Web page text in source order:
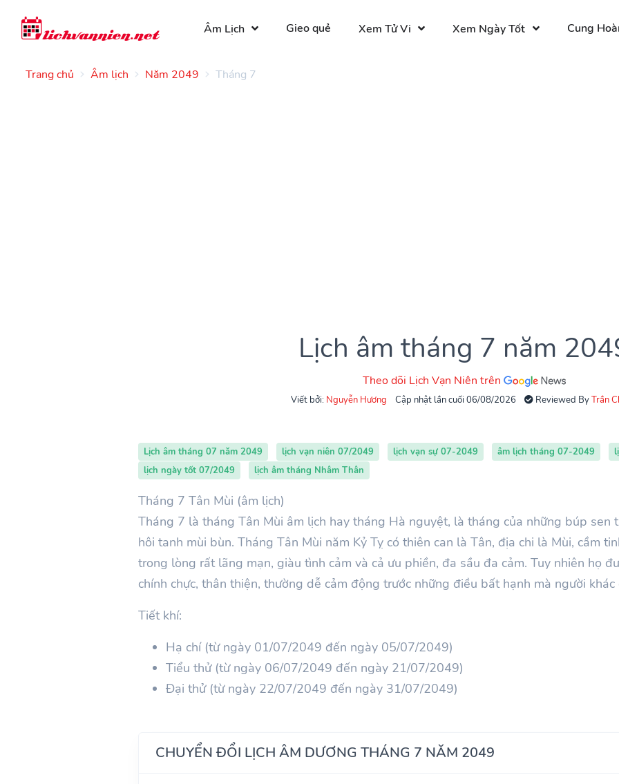
Âm Lịch Gieo quẻ Xem Tử Vi Xem Ngày Tốt Cung
Trang chủ Âm lịch Năm 2049 Tháng 7
Lịch âm tháng 7 năm
Theo dõi Lịch Vạn Niên trên
Viết bởi: Nguyễn Hương Cập nhật lần cuối 06/08/2026 Reviewed ByTrần
Lịch âm tháng 07 năm 2049 lịch vạn niên 07/2049 lịch vạn sự 07-2049 âm lịch tháng 07-2049
lịch ngày tốt 07/2049
lịch âm tháng Nhâm Thân
Tháng 7 Tân Mùi (âm lịch)
Tháng 7 là tháng Tân Mùi âm lịch hay tháng Hà nguyệt, là tháng của những búp sen
hôi tanh mùi bùn. Tháng Tân Mùi năm Kỷ Tỵ có thiên can là Tân, địa chi là Mùi, cầm
trong lòng rất lãng mạn, giàu tình cảm và cả ưu phiền, đa sầu đa cảm. Tuy nhiên họ
chính chực, thân thiện, thường dễ cảm động trước những điều bất hạnh mà người
Tiết khí:
Hạ chí (từ ngày 01/07/2049 đến ngày 05/07/2049)
Tiểu thử (từ ngày 06/07/2049 đến ngày 21/07/2049)
Đại thử (từ ngày 22/07/2049 đến ngày 31/07/2049)
CHUYỂN ĐỔI LỊCH ÂM DƯƠNG THÁNG 7 NĂM 2049